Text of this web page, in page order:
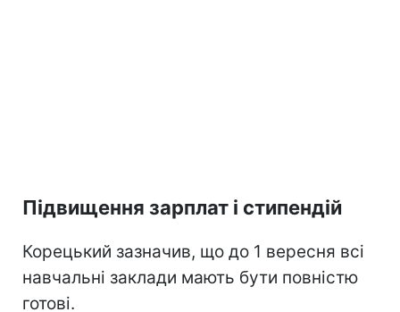
Підвищення зарплат і стипендій
Корецький зазначив, що до 1 вересня всі
навчальні заклади мають бути повністю
готові.